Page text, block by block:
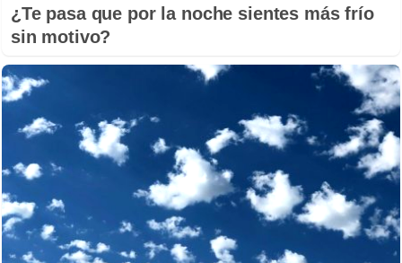
¿Te pasa que por la noche sientes más frío
sin motivo?